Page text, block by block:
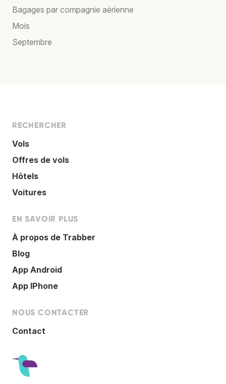
Bagages par compagnie aérienne
Mois
Septembre
RECHERCHER
Vols
Offres de vols
Hôtels
Voitures
EN SAVOIR PLUS
À propos de Trabber
Blog
App Android
App IPhone
NOUS CONTACTER
Contact